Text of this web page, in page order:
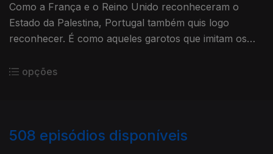
Como a França e o Reino Unido reconheceram o
Estado da Palestina, Portugal também quis logo
reconhecer. É como aqueles garotos que imitam os
opções
508 episódios disponíveis